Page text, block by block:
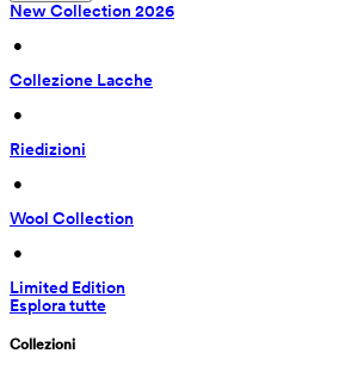
New Collection 2026
•
Collezione Lacche
•
Riedizioni
•
Wool Collection
•
Limited Edition
Esplora tutte
Collezioni